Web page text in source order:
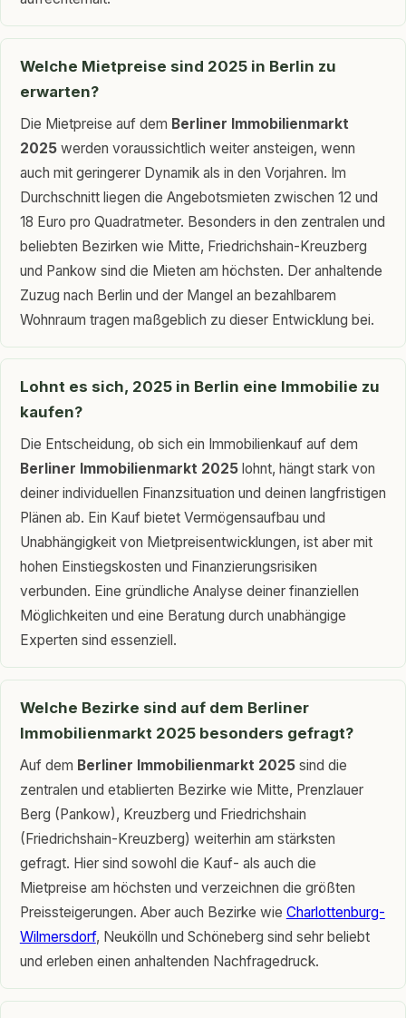
Welche Mietpreise sind 2025 in Berlin zu
erwarten?
Die Mietpreise auf dem Berliner Immobilienmarkt
2025werden voraussichtlich weiter ansteigen, wenn
auch mit geringerer Dynamik als in den Vorjahren. Im
Durchschnitt liegen die Angebotsmieten zwischen 12 und
18 Euro pro Quadratmeter. Besonders in den zentralen und
beliebten Bezirken wie Mitte, Friedrichshain-Kreuzberg
und Pankow sind die Mieten am höchsten. Der anhaltende
Zuzug nach Berlin und der Mangel an bezahlbarem
Wohnraum tragen maßgeblich zu dieser Entwicklung bei.
Lohnt es sich, 2025 in Berlin eine Immobilie zu
kaufen?
Die Entscheidung, ob sich ein Immobilienkauf auf dem
Berliner Immobilienmarkt 2025lohnt, hängt stark von
deiner individuellen Finanzsituation und deinen langfristigen
Plänen ab. Ein Kauf bietet Vermögensaufbau und
Unabhängigkeit von Mietpreisentwicklungen, ist aber mit
hohen Einstiegskosten und Finanzierungsrisiken
verbunden. Eine gründliche Analyse deiner finanziellen
Möglichkeiten und eine Beratung durch unabhängige
Experten sind essenziell.
Welche Bezirke sind auf dem Berliner
Immobilienmarkt 2025 besonders gefragt?
Auf dem Berliner Immobilienmarkt 2025sind die
zentralen und etablierten Bezirke wie Mitte, Prenzlauer
Berg (Pankow), Kreuzberg und Friedrichshain
(Friedrichshain-Kreuzberg) weiterhin am stärksten
gefragt. Hier sind sowohl die Kauf- als auch die
Mietpreise am höchsten und verzeichnen die größten
Preissteigerungen. Aber auch Bezirke wie Charlottenburg-
Wilmersdorf, Neukölln und Schöneberg sind sehr beliebt
und erleben einen anhaltenden Nachfragedruck.